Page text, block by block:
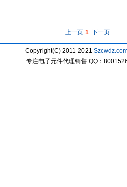
上一页 1 下一页
Copyright(C) 2011-2021
专注电子元件代理销售 QQ：